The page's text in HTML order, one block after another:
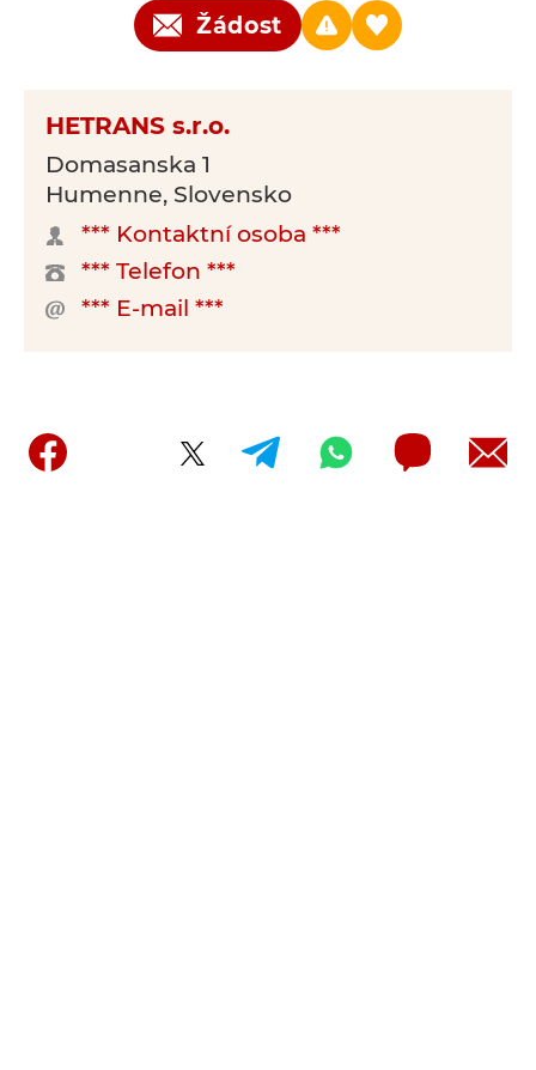
Žádost
HETRANS s.r.o.
Domasanska 1
Humenne, Slovensko
*** Kontaktní osoba ***
*** Telefon ***
*** E-mail ***